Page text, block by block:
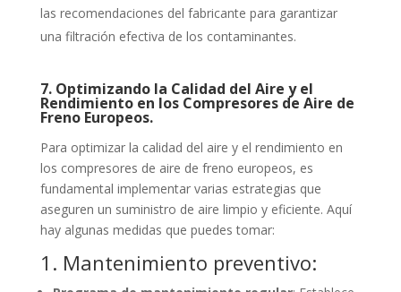
las recomendaciones del fabricante para garantizar
una filtración efectiva de los contaminantes.
7. Optimizando la Calidad del Aire y el
Rendimiento en los Compresores de Aire de
Freno Europeos.
Para optimizar la calidad del aire y el rendimiento en
los compresores de aire de freno europeos, es
fundamental implementar varias estrategias que
aseguren un suministro de aire limpio y eficiente. Aquí
hay algunas medidas que puedes tomar:
1. Mantenimiento preventivo: